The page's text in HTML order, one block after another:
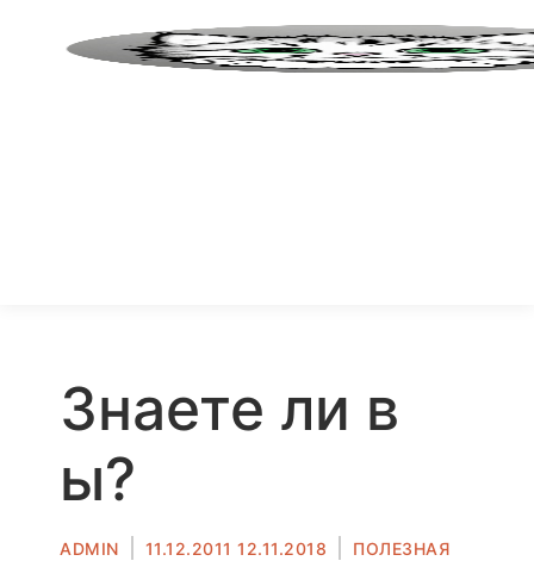
Знаете ли в
ы?
Автор
ADMIN 11.12.2011 12.11.2018
Опубликовано
ПОЛЕЗНАЯ